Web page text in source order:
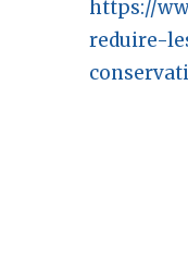
https://
reduire-